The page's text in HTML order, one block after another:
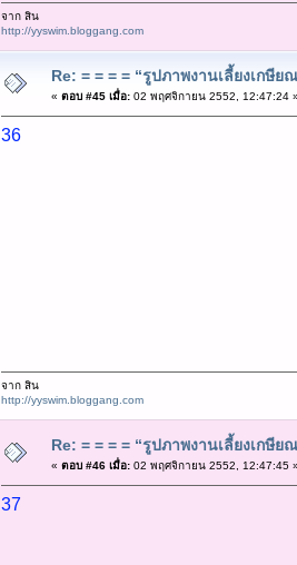
จาก สิน
http://yyswim.bloggang.com
Re: = = = = “รูปภาพงานเลี้ยงเกษี
« ตอบ #45 เมื่อ:02 พฤศจิกายน 2552, 12:47:24
36
จาก สิน
http://yyswim.bloggang.com
Re: = = = = “รูปภาพงานเลี้ยงเกษี
« ตอบ #46 เมื่อ:02 พฤศจิกายน 2552, 12:47:45
37